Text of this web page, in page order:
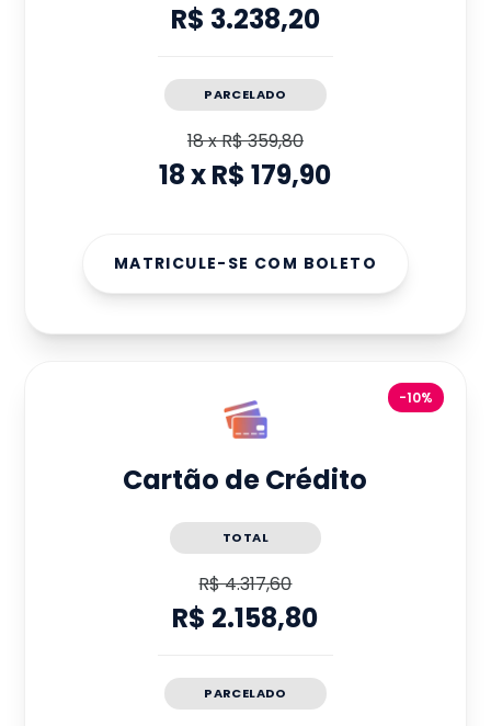
R$ 3.238,20
PARCELADO
18xR$ 359,80
18xR$ 179,90
MATRICULE-SE COM BOLETO
-10%
Cartão de Crédito
TOTAL
R$ 4.317,60
R$ 2.158,80
PARCELADO